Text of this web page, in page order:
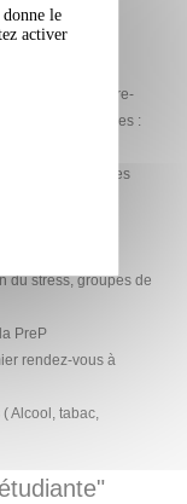
avec une sage-
de non contre-
les sports à risques :
des
handicap,
du stress, groupes de
PreP
rendez-vous à
Alcool, tabac,
le
activer